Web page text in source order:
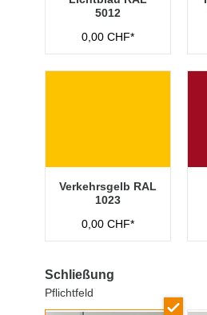
5012
0,00 CHF*
Verkehrsgelb RAL
1023
0,00 CHF*
Schließung
Pflichtfeld